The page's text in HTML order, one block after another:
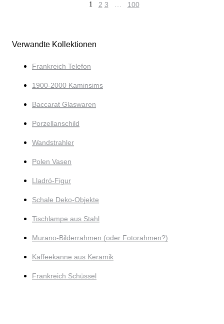
1 2 3 … 100
Verwandte Kollektionen
Frankreich Telefon
1900-2000 Kaminsims
Baccarat Glaswaren
Porzellanschild
Wandstrahler
Polen Vasen
Lladró-Figur
Schale Deko-Objekte
Tischlampe aus Stahl
Murano-Bilderrahmen (oder Fotorahmen?)
Kaffeekanne aus Keramik
Frankreich Schüssel